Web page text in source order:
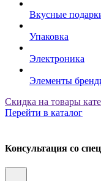
Вкусные
Упаковка
Электроника
Элементы
Скидка на товары
Перейти в каталог
Консультация со